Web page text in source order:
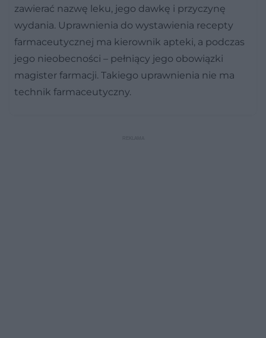
zawierać nazwę leku, jego dawkę i przyczynę
wydania. Uprawnienia do wystawienia recepty
farmaceutycznej ma kierownik apteki, a podczas
jego nieobecności – pełniący jego obowiązki
magister farmacji. Takiego uprawnienia nie ma
technik farmaceutyczny.